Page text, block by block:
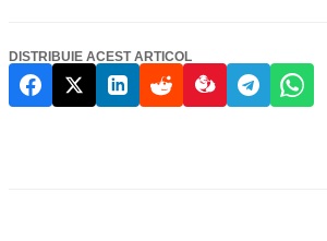
DISTRIBUIE ACEST ARTICOL